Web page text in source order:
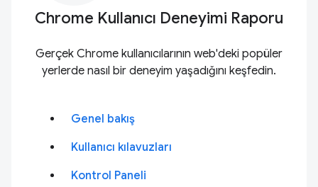
Chrome Kullanıcı Deneyimi Raporu
Gerçek Chrome kullanıcılarının web'deki popüler
yerlerde nasıl bir deneyim yaşadığını keşfedin.
Genel bakış
Kullanıcı kılavuzları
Kontrol Paneli